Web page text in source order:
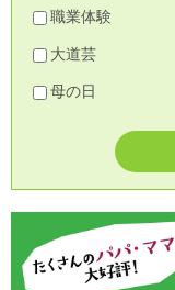
職業体験
大道芸
母の日